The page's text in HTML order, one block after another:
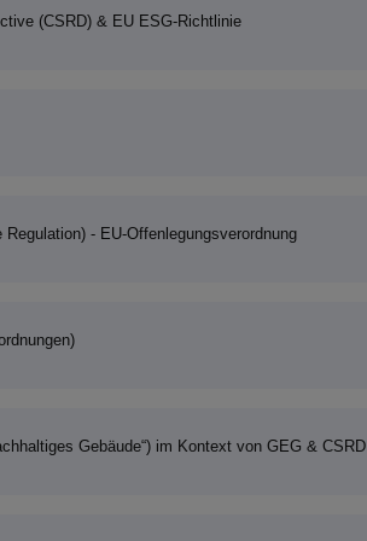
(CSRD) & EU ESG-Richtlinie
- EU-Offenlegungsverordnung
Gebäude“) im Kontext von GEG & CSRD